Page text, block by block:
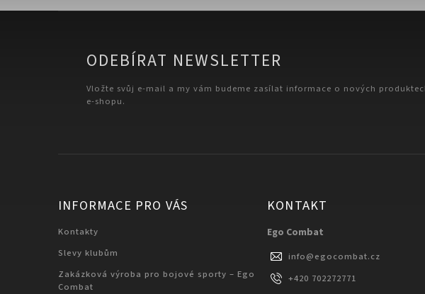
ODEBÍRAT NEWSLETTER
Vložte svůj e-mail a my vám budeme zasílat informace o nových
e-shopu.
INFORMACE PRO VÁS
Kontakty
Slevy klubům
Zakázková výroba pro bojové sporty – Ego
Combat
KONTAKT
Ego Combat
info@egocombat.cz
+420 702272771